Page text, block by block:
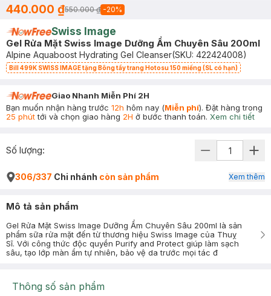
440.000 ₫550.000 ₫ -20%
Swiss Image
Gel Rửa Mặt Swiss Image Dưỡng Ẩm Chuyên Sâu 200ml
Alpine Aquaboost Hydrating Gel Cleanser(SKU: 422424008)
Bill 499K SWISS IMAGE tặng Bông tẩy trang Hotosu 150 miếng (SL có hạn)
Giao Nhanh Miễn Phí 2H
Bạn muốn nhận hàng trước 12h hôm nay (Miễn phí). Đặt hàng trong
25 phúttới và chọn giao hàng 2H ở bước thanh toán. Xem chi tiết
Số lượng:
306/337 Chi nhánh còn sản phẩm Xem thêm
Mô tả sản phẩm
Gel Rửa Mặt Swiss Image Dưỡng Ẩm Chuyên Sâu 200ml là sản
phẩm sữa rửa mặt đến từ thương hiệu Swiss Image của Thuỵ
Sĩ. Với công thức độc quyền Purify and Protect giúp làm sạch
sâu, tạo lớp màn ẩm tự nhiên, bảo vệ da trước mọi tác đ
Thông số sản phẩm